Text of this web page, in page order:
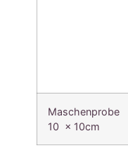
Maschenprobe
10 x 10cm